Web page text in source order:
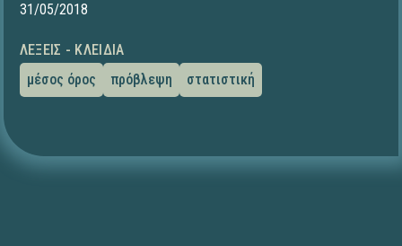
31/05/2018
ΛΈΞΕΙΣ - ΚΛΕΙΔΙΆ
μέσος όρος
πρόβλεψη στατιστική